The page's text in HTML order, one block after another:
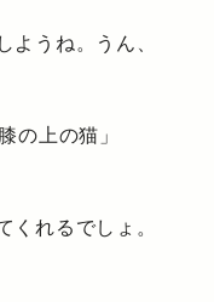
ようね。うん、
の上の猫」
くれるでしょ。